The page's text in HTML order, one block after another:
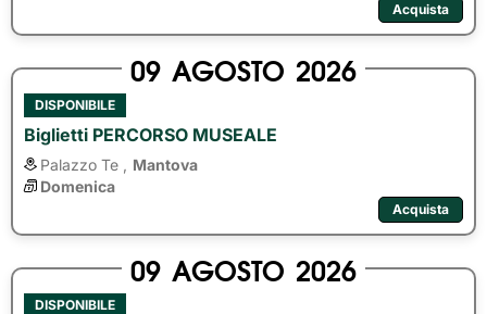
Acquista
09 AGOSTO 2026
DISPONIBILE
Biglietti PERCORSO MUSEALE
Palazzo Te ,
Mantova
Domenica
Acquista
09 AGOSTO 2026
DISPONIBILE